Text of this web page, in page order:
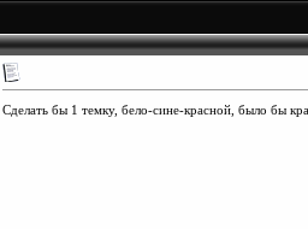
Сделать бы 1 темку, бело-сине-красной, было бы